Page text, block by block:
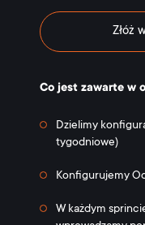
Złóż
Co jest zawarte w
Dzielimy
tygodniowe)
Konfigurujemy
W każdym